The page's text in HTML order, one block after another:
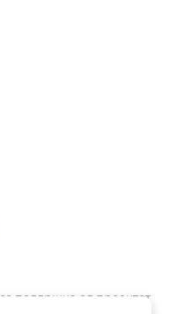
поддршка од проектот